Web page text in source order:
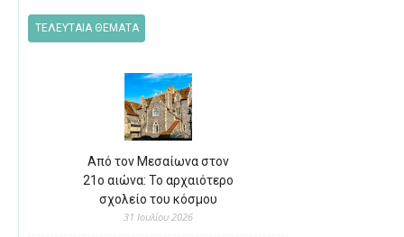
ΤΕΛΕΥΤΑΙΑ ΘΕΜΑΤΑ
Από τον Μεσαίωνα στον
21ο αιώνα: Το αρχαιότερο
σχολείο του κόσμου
31 Ιουλίου 2026